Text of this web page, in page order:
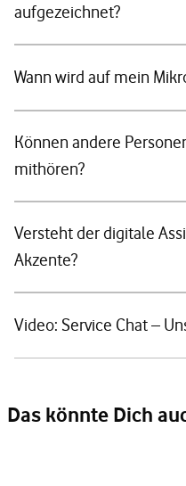
aufgezeichnet?
Wann wird auf mein
Können andere
mithören?
Versteht der digitale
Akzente?
Video: Service Chat –
Das könnte Dich